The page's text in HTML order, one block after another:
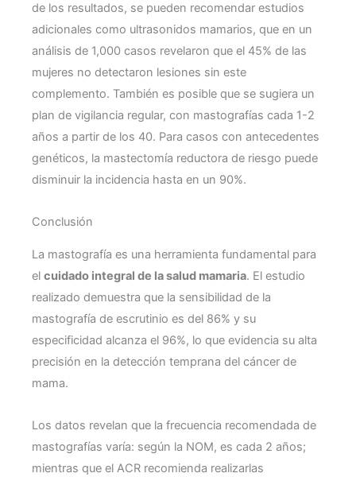
de los resultados, se pueden recomendar estudios
adicionales como ultrasonidos mamarios, que en un
análisis de 1,000 casos revelaron que el 45% de las
mujeres no detectaron lesiones sin este
complemento. También es posible que se sugiera un
plan de vigilancia regular, con mastografías cada 1-2
años a partir de los 40. Para casos con antecedentes
genéticos, la mastectomía reductora de riesgo puede
disminuir la incidencia hasta en un 90%.
Conclusión
La mastografía es una herramienta fundamental para
el cuidado integral de la salud mamaria. El estudio
realizado demuestra que la sensibilidad de la
mastografía de escrutinio es del 86% y su
especificidad alcanza el 96%, lo que evidencia su alta
precisión en la detección temprana del cáncer de
mama.
Los datos revelan que la frecuencia recomendada de
mastografías varía: según la NOM, es cada 2 años;
mientras que el ACR recomienda realizarlas